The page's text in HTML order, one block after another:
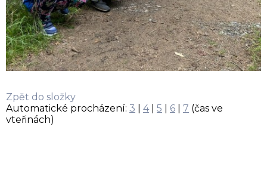
Zpět do složky
Automatické procházení: 3 4| 5 6 7 (čas ve
vteřinách)